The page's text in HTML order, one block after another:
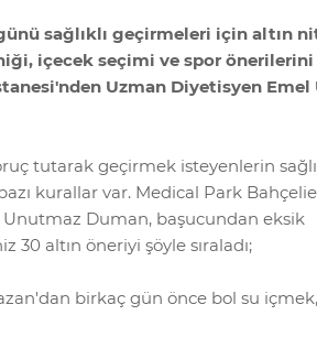
sağlıklı geçirmeleri için altın
içecek seçimi ve spor önerilerini
Uzman Diyetisyen Emel
tutarak geçirmek isteyenlerin
kurallar var. Medical Park
Duman, başucundan eksik
altın öneriyi şöyle sıraladı;
birkaç gün önce bol su